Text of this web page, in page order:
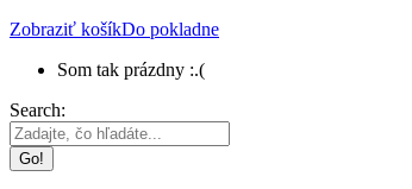
Zobraziť košíkDo pokladne
Som tak prázdny :.(
Search: